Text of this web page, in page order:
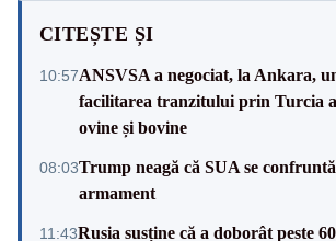
CITEȘTE ȘI
10:57ANSVSA a negociat, la Ankara,
facilitarea tranzitului prin Turcia
ovine și bovine
08:03Trump neagă că SUA se
armament
11:43Rusia susține că a doborât peste